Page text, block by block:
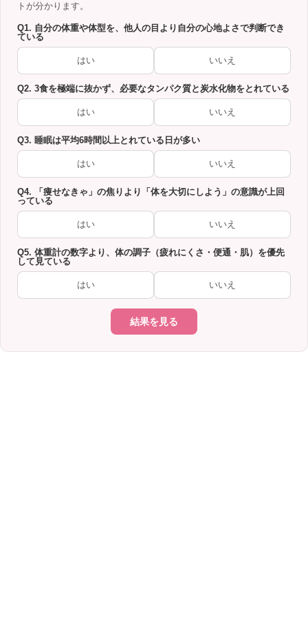
トが分かります。
Q1. 自分の体重や体型を、他人の目より自分の心地よさで判断でき
ている
はい いいえ
Q2. 3食を極端に抜かず、必要なタンパク質と炭水化物をとれている
はい いいえ
Q3. 睡眠は平均6時間以上とれている日が多い
はい いいえ
Q4. 「痩せなきゃ」の焦りより「体を大切にしよう」の意識が上回
っている
はい いいえ
Q5. 体重計の数字より、体の調子（疲れにくさ・便通・肌）を優先
して見ている
はい いいえ
結果を見る